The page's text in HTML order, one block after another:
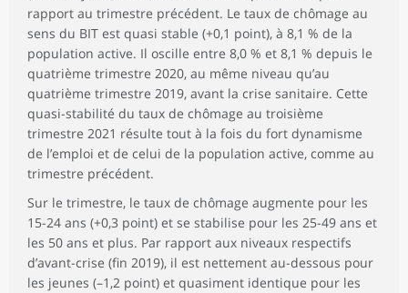
rapport au trimestre précédent. Le taux de chômage au
sens du BIT est quasi stable (+0,1 point), à 8,1 % de la
population active. Il oscille entre 8,0 % et 8,1 % depuis le
quatrième trimestre 2020, au même niveau qu’au
quatrième trimestre 2019, avant la crise sanitaire. Cette
quasi-stabilité du taux de chômage au troisième
trimestre 2021 résulte tout à la fois du fort dynamisme
de l’emploi et de celui de la population active, comme au
trimestre précédent.
Sur le trimestre, le taux de chômage augmente pour les
15-24 ans (+0,3 point) et se stabilise pour les 25-49 ans et
les 50 ans et plus. Par rapport aux niveaux respectifs
d’avant-crise (fin 2019), il est nettement au-dessous pour
les jeunes (–1,2 point) et quasiment identique pour les